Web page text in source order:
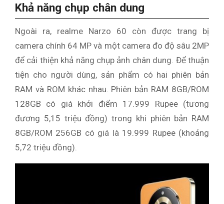
Khả năng chụp chân dung
Ngoài ra, realme Narzo 60 còn được trang bị
camera chính 64 MP và một camera đo độ sâu 2MP
để cải thiện khả năng chụp ảnh chân dung. Để thuận
tiện cho người dùng, sản phẩm có hai phiên bản
RAM và ROM khác nhau. Phiên bản RAM 8GB/ROM
128GB có giá khởi điểm 17.999 Rupee (tương
đương 5,15 triệu đồng) trong khi phiên bản RAM
8GB/ROM 256GB có giá là 19.999 Rupee (khoảng
5,72 triệu đồng).